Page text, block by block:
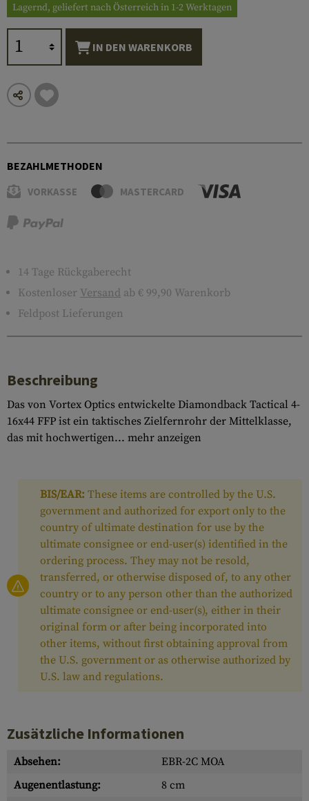
Lagernd, geliefert nach Österreich in 1-2 Werktagen
IN DEN WARENKORB
BEZAHLMETHODEN
VORKASSE MASTERCARD
14 Tage Rückgaberecht
Kostenloser Versand ab € 99,90 Warenkorb
Feldpost Lieferungen
Beschreibung
Das von Vortex Optics entwickelte Diamondback Tactical 4-
16x44 FFP ist ein taktisches Zielfernrohr der Mittelklasse,
das mit hochwertigen... mehr anzeigen
BIS/EAR: These items are controlled by the U.S.
government and authorized for export only to the
country of ultimate destination for use by the
ultimate consignee or end-user(s) identified in the
ordering process. They may not be resold,
transferred, or otherwise disposed of, to any other
country or to any person other than the authorized
ultimate consignee or end-user(s), either in their
original form or after being incorporated into
other items, without first obtaining approval from
the U.S. government or as otherwise authorized by
U.S. law and regulations.
Zusätzliche Informationen
Absehen:
EBR-2C MOA
Augenentlastung:
8 cm